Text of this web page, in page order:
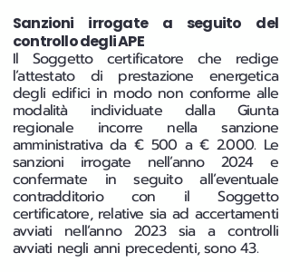
Sanzioni irrogate a seguito del
controllo degli APE
Il Soggetto certificatore che redige
l’attestato di prestazione energetica
degli edifici in modo non conforme alle
modalità individuate dalla Giunta
regionale incorre nella sanzione
amministrativa da € 500 a € 2.000. Le
sanzioni irrogate nell’anno 2024 e
confermate in seguito all’eventuale
contradditorio con il Soggetto
certificatore, relative sia ad accertamenti
avviati nell’anno 2023 sia a controlli
avviati negli anni precedenti, sono 43.